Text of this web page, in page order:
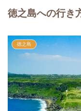
徳之島への行き
徳之島